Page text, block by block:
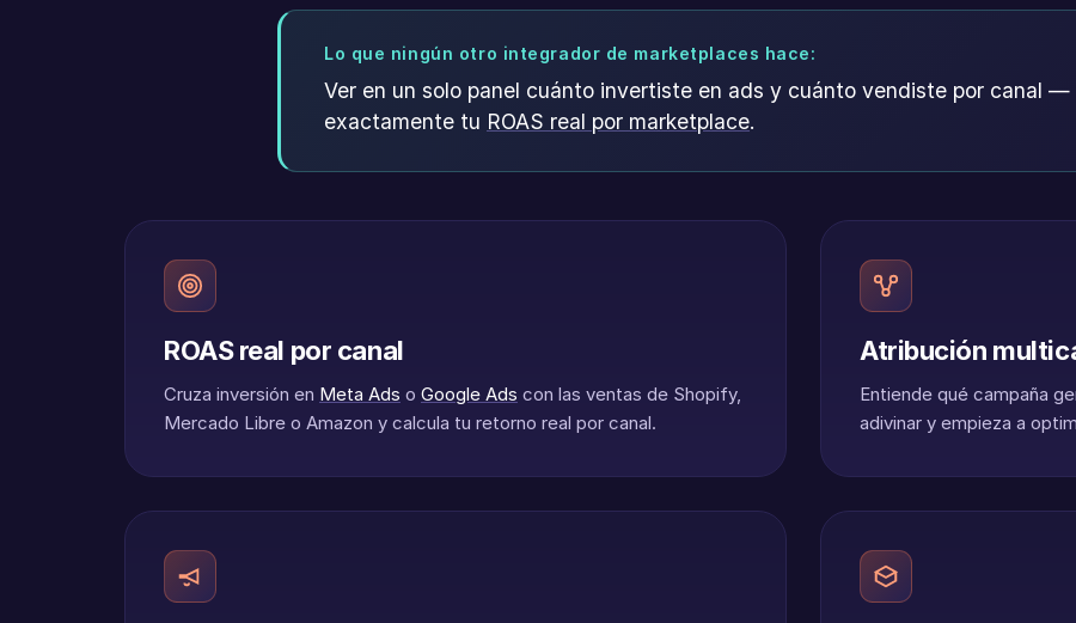
Lo que ningún otro integrador de marketplaces hace:
Ver en un solo panel cuánto invertiste en ads y cuánto vendiste por canal —
exactamente tu ROAS real por marketplace.
ROAS real por canal
Cruza inversión en Meta Ads o Google Ads con las ventas de Shopify,
Mercado Libre o Amazon y calcula tu retorno real por canal.
Atribución
Entiende qué campaña
adivinar y empieza a